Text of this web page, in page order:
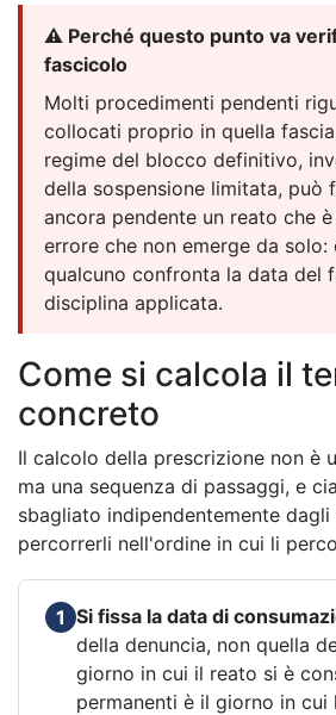
⚠️ Perché questo punto va
fascicolo
Molti procedimenti pendenti
collocati proprio in quella
regime del blocco definitivo,
della sospensione limitata, può
ancora pendente un reato che
errore che non emerge da solo:
qualcuno confronta la data del
disciplina applicata.
Come si calcola il
concreto
Il calcolo della prescrizione non è
ma una sequenza di passaggi, e
sbagliato indipendentemente dagli
percorrerli nell'ordine in cui li
1 Si fissa la data di
della denuncia, non quella
giorno in cui il reato si è
permanenti è il giorno in cui